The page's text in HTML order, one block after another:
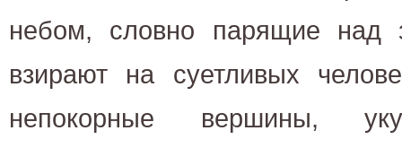
небом, словно парящие над
взирают на суетливых
непокорные вершины,